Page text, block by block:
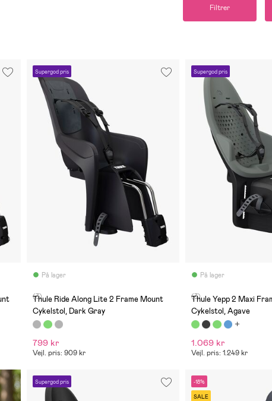
Filtrer
Supergod pris
På lager
(3)
Thule Ride Along Lite 2 Frame Mount
Cykelstol, Dark Gray
799 kr
Vejl. pris: 909 kr
Supergod pris
På lager
(3)
Thule Yepp 2 Maxi
Cykelstol, Agave
1.069 kr
Vejl. pris: 1.249 kr
Supergod pris -18%
SALE